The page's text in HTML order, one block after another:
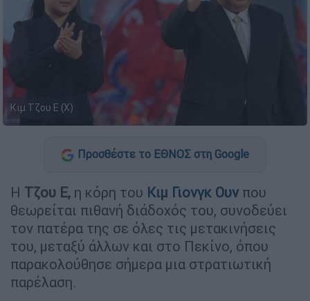
Κιμ Τζου Ε (X)
Προσθέστε το ΕΘΝΟΣ στη Google
Η Τζου Ε, η κόρη του Κιμ Γιονγκ Ουν που
θεωρείται πιθανή διάδοχός του, συνοδεύει
τον πατέρα της σε όλες τις μετακινήσεις
του, μεταξύ άλλων και στο Πεκίνο, όπου
παρακολούθησε σήμερα μια στρατιωτική
παρέλαση.